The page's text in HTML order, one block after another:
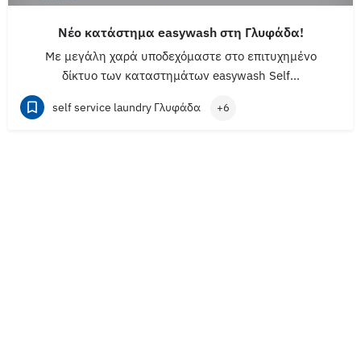
Νέο κατάστημα easywash στη Γλυφάδα!
Με μεγάλη χαρά υποδεχόμαστε στο επιτυχημένο
δίκτυο των καταστημάτων easywash Self…
self service laundry Γλυφάδα +6